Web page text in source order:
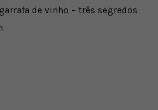
de vinho – três segredos